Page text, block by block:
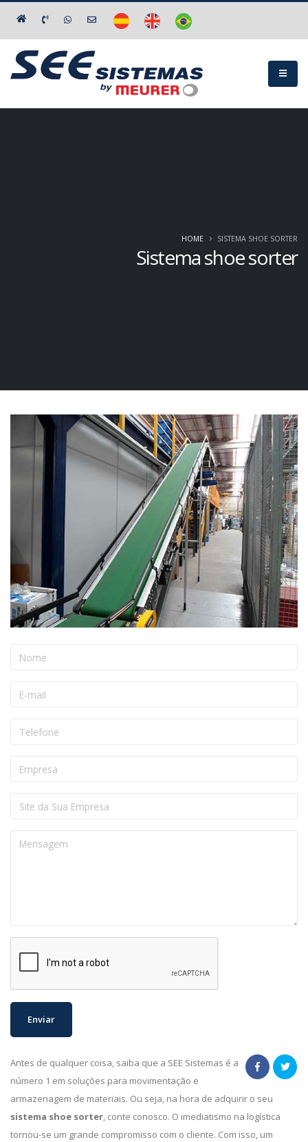
Sistema shoe sorter
HOME SISTEMA SHOE SORTER
Antes de qualquer coisa, saiba que a SEE Sistemas é a
número 1 em soluções para movimentação e
armazenagem de materiais. Ou seja, na hora de adquirir o seu
sistema shoe sorter, conte conosco. O imediatismo na logística
tornou-se um grande compromisso com o cliente. Com isso, um